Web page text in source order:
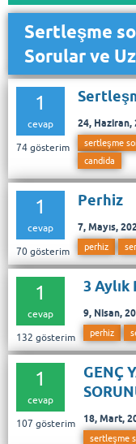
Sertleşme
Sorular ve
1
cevap
74 gösterim
24, Haziran,
sertleşme
candida
1
cevap
70 gösterim
Perhiz
7, Mayıs,
perhiz
1
cevap
132 gösterim
3 Aylık
9, Nisan,
perhiz
1
cevap
107 gösterim
GENÇ
18, Mart,
sertleşme